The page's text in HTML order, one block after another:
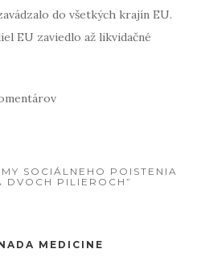
do všetkých krajín EU.
EU zaviedlo až likvidačné
SOCIÁLNEHO POISTENIA
DVOCH PILIEROCH”
MEDICINE